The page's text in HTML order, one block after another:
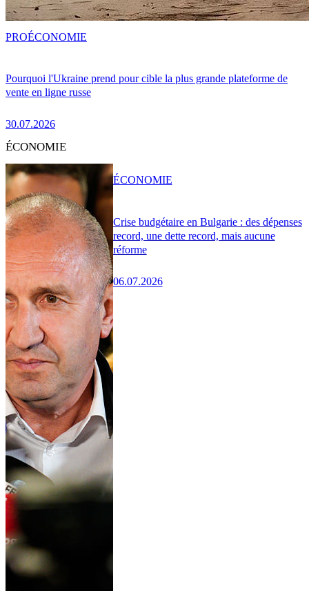
Pourquoi l'Ukraine prend pour cible la plus grande plateforme de
vente en ligne russe
30.07.2026
PROÉCONOMIE
ÉCONOMIE
Crise budgétaire en Bulgarie : des dépenses
record, une dette record, mais aucune
réforme
06.07.2026
ÉCONOMIE